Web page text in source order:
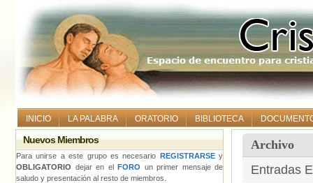
INICIO LA PALABRA ORATORIO BIBLIOTECA
Archivo
Entradas
Nuevos Miembros
Para unirse a este grupo es necesario REGISTRARSEy
OBLIGATORIO dejar en el FORO un primer mensaje de
saludo y presentación al resto de miembros.